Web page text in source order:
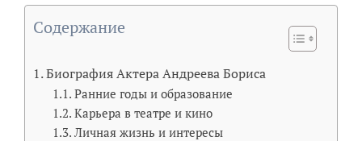
Содержание
Биография Актера Андреева Бориса
Ранние годы и образование
Карьера в театре и кино
Личная жизнь и интересы